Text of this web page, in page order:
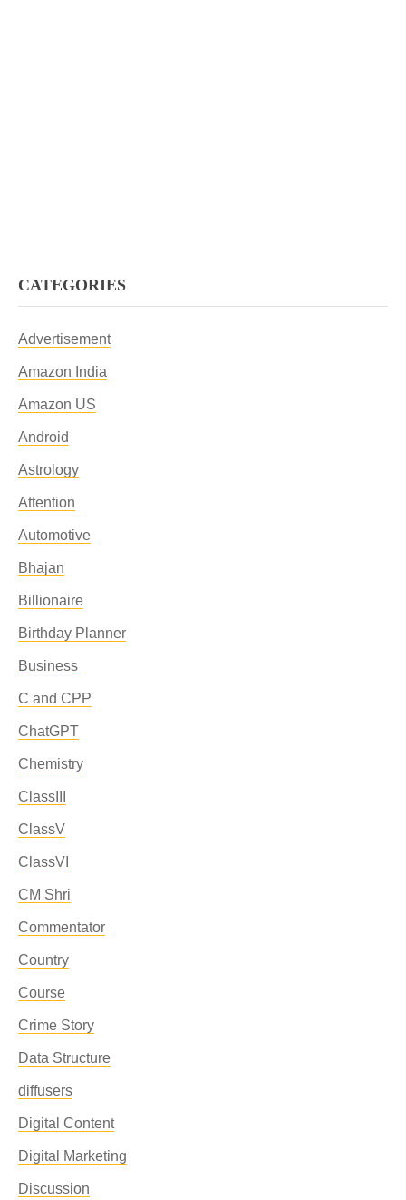
CATEGORIES
Advertisement
Amazon India
Amazon US
Android
Astrology
Attention
Automotive
Bhajan
Billionaire
Birthday Planner
Business
C and CPP
ChatGPT
Chemistry
ClassIII
ClassV
ClassVI
CM Shri
Commentator
Country
Course
Crime Story
Data Structure
diffusers
Digital Content
Digital Marketing
Discussion